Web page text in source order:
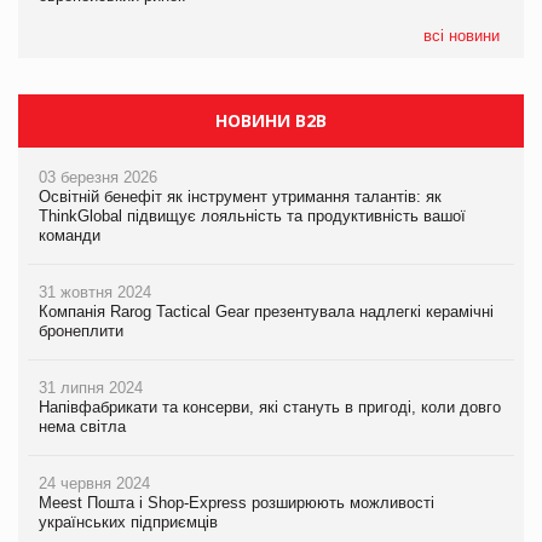
всі новини
НОВИНИ B2B
03 березня 2026
Освітній бенефіт як інструмент утримання талантів: як
ThinkGlobal підвищує лояльність та продуктивність вашої
команди
31 жовтня 2024
Компанія Rarog Tactical Gear презентувала надлегкі керамічні
бронеплити
31 липня 2024
Напівфабрикати та консерви, які стануть в пригоді, коли довго
нема світла
24 червня 2024
Meest Пошта і Shop-Express розширюють можливості
українських підприємців